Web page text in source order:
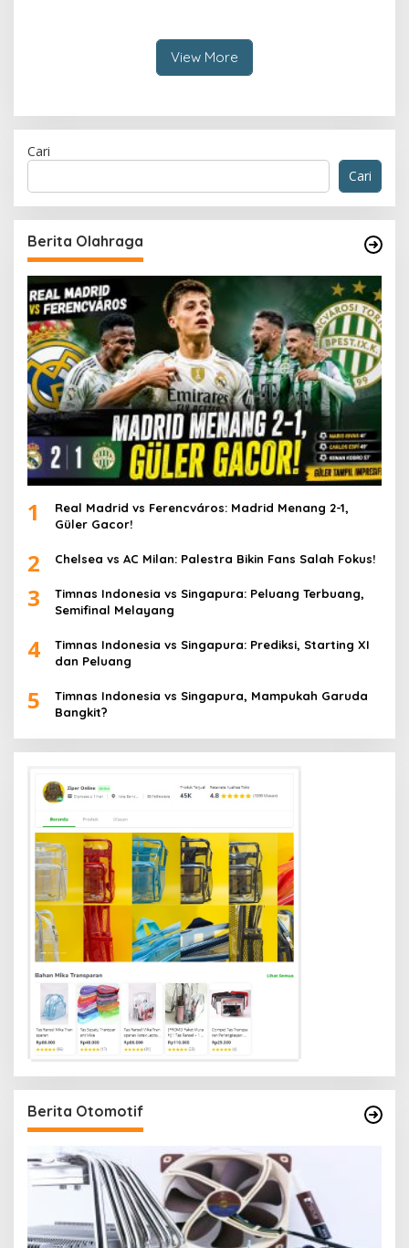
View More
Cari
Cari
Berita Olahraga
1
Real Madrid vs Ferencváros: Madrid Menang 2-1,
Güler Gacor!
2 Chelsea vs AC Milan: Palestra Bikin Fans Salah Fokus!
3
Timnas Indonesia vs Singapura: Peluang Terbuang,
Semifinal Melayang
4
Timnas Indonesia vs Singapura: Prediksi, Starting XI
dan Peluang
5
Timnas Indonesia vs Singapura, Mampukah Garuda
Bangkit?
Berita Otomotif